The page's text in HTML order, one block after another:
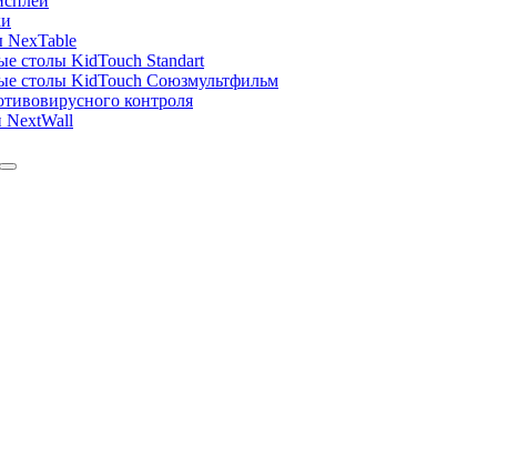
NexTable
столы KidTouch Standart
столы KidTouch Союзмультфильм
контроля
NextWall